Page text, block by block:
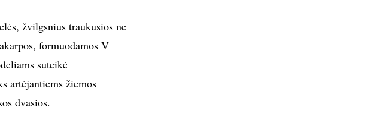
žvilgsnius traukusios ne
formuodamos V
suteikė
artėjantiems žiemos
dvasios.